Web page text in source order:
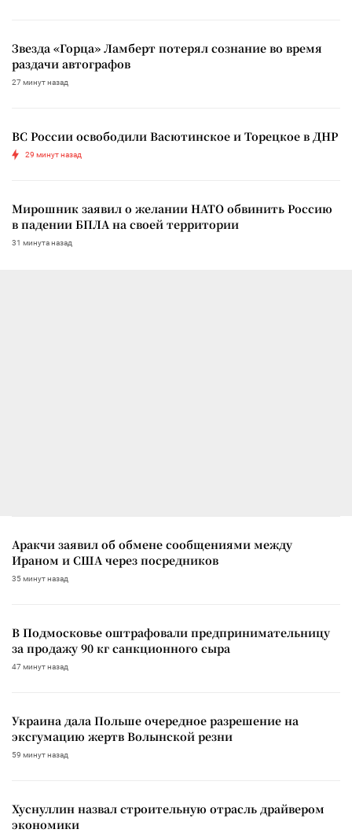
Звезда «Горца» Ламберт потерял сознание во время
раздачи автографов
27 минут назад
ВС России освободили Васютинское и Торецкое в ДНР
29 минут назад
Мирошник заявил о желании НАТО обвинить Россию
в падении БПЛА на своей территории
31 минута назад
Аракчи заявил об обмене сообщениями между
Ираном и США через посредников
35 минут назад
В Подмосковье оштрафовали предпринимательницу
за продажу 90 кг санкционного сыра
47 минут назад
Украина дала Польше очередное разрешение на
эксгумацию жертв Волынской резни
59 минут назад
Хуснуллин назвал строительную отрасль драйвером
экономики